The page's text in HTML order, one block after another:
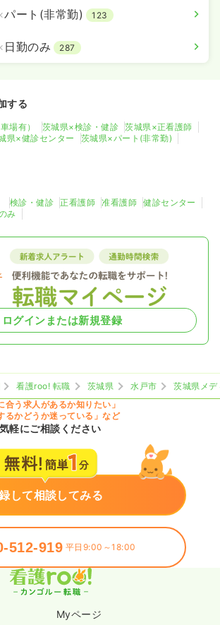
パート(非常勤) 123
日勤のみ 287
する
場有） 茨城県×検診・健診
茨城県×正看護師
県×健診センター
茨城県×パート(非常勤)
検診・健診 正看護師 准看護師
健診センター
み
ログインまたは新規登録
看護roo! 転職 茨城県 水戸市
茨城県メ
合う求人があるか知りたい」
るかどうか迷っている」など
軽にご相談ください
して相談してみる
512-919 平日9:00～18:00
Myページ